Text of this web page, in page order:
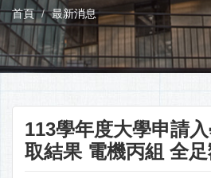
首頁 最新消息
113學年度大學申請
取結果 電機丙組 全